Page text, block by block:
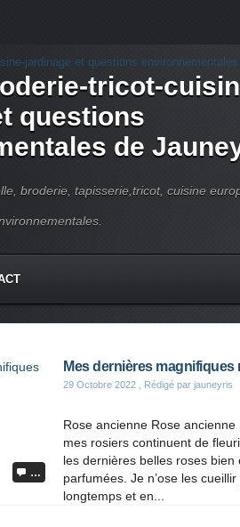
tricot-
questions
de
broderie, tapisserie,tricot, cuisine
…
Mes dernières
29 Octobre 2022 , Rédigé par jauneyris
Rose ancienne Rose
mes rosiers continuent de
les dernières belles roses
parfumées. Je n’ose les
longtemps et en...